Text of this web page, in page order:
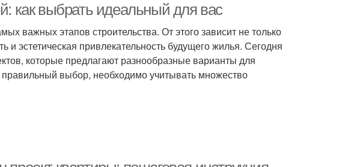
как выбрать идеальный для вас
важных этапов строительства. От этого зависит не только
эстетическая привлекательность будущего жилья. Сегодня
которые предлагают разнообразные варианты для
выбор, необходимо учитывать множество